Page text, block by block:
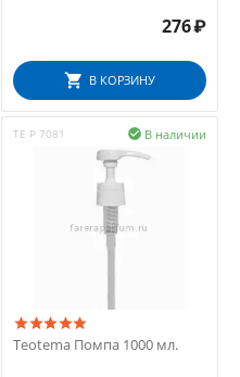
276₽
В КОРЗИНУ
TE P 7081 В наличии

Teotema Помпа 1000 мл.